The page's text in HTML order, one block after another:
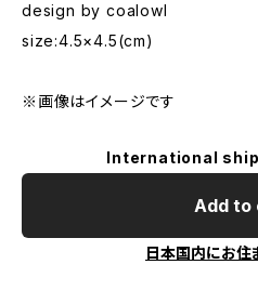
design by coalowl
size:4.5×4.5(cm)
※画像はイメージです
International
Add to
日本国内にお住